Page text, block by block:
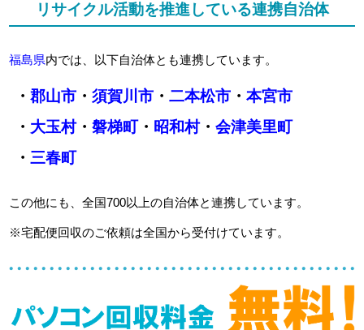
リサイクル活動を推進している連携自治体
福島県内では、以下自治体とも連携しています。
・ 郡山市・ 須賀川市・ 二本松市・ 本宮市
・ 大玉村・ 磐梯町・ 昭和村・ 会津美里町
・ 三春町
この他にも、全国700以上の自治体と連携しています。
※宅配便回収のご依頼は全国から受付けています。